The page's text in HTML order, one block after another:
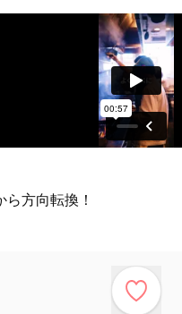
方向転換！